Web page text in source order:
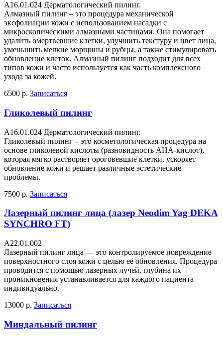
A16.01.024 Дерматологический пилинг.
Алмазный пилинг – это процедура механической
эксфолиации кожи с использованием насадки с
микроскопическими алмазными частицами. Она помогает
удалить омертвевшие клетки, улучшить текстуру и цвет лица,
уменьшить мелкие морщины и рубцы, а также стимулировать
обновление клеток. Алмазный пилинг подходит для всех
типов кожи и часто используется как часть комплексного
ухода за кожей.
6500 р. Записаться
Гликолевый пилинг
A16.01.024 Дерматологический пилинг.
Гликолевый пилинг – это косметологическая процедура на
основе гликолевой кислоты (разновидность AHA-кислот),
которая мягко растворяет ороговевшие клетки, ускоряет
обновление кожи и решает различные эстетические
проблемы.
7500 р. Записаться
Лазерный пилинг лица (лазер Neodim Yag DEKA
SYNCHRO FT)
A22.01.002
Лазерный пилинг лица — это контролируемое повреждение
поверхностного слоя кожи с целью её обновления. Процедура
проводится с помощью лазерных лучей, глубина их
проникновения устанавливается для каждого пациента
индивидуально.
13000 р. Записаться
Миндальный пилинг